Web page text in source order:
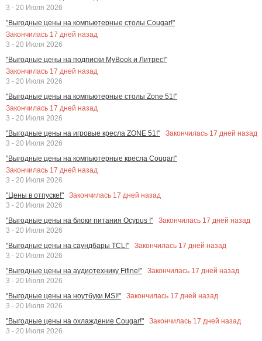
3 - 20 Июля 2026
"Выгодные цены на компьютерные столы Cougar!"
Закончилась 17 дней назад
3 - 20 Июля 2026
"Выгодные цены на подписки MyBook и Литрес!"
Закончилась 17 дней назад
3 - 20 Июля 2026
"Выгодные цены на компьютерные столы Zone 51!"
Закончилась 17 дней назад
3 - 20 Июля 2026
"Выгодные цены на игровые кресла ZONE 51!"
Закончилась 17 дней назад
3 - 20 Июля 2026
"Выгодные цены на компьютерные кресла Cougar!"
Закончилась 17 дней назад
3 - 20 Июля 2026
"Цены в отпуске!"
Закончилась 17 дней назад
3 - 20 Июля 2026
"Выгодные цены на блоки питания Ocypus !"
Закончилась 17 дней назад
3 - 20 Июля 2026
"Выгодные цены на саундбары TCL!"
Закончилась 17 дней назад
3 - 20 Июля 2026
"Выгодные цены на аудиотехнику Fifine!"
Закончилась 17 дней назад
3 - 20 Июля 2026
"Выгодные цены на ноутбуки MSI!"
Закончилась 17 дней назад
3 - 20 Июля 2026
"Выгодные цены на охлаждение Cougar!"
Закончилась 17 дней назад
3 - 20 Июля 2026